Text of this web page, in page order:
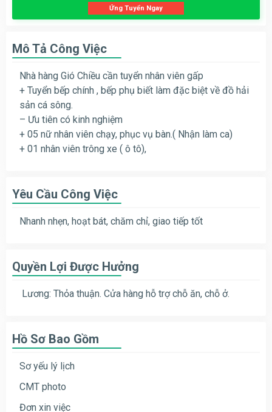
Ứng Tuyển Ngay
Mô Tả Công Việc
Nhà hàng Gió Chiều cần tuyển nhân viên gấp
+ Tuyển bếp chính , bếp phụ biết làm đặc biệt về đồ hải
sản cá sông.
– Ưu tiên có kinh nghiệm
+ 05 nữ nhân viên chạy, phục vụ bàn.( Nhận làm ca)
+ 01 nhân viên trông xe ( ô tô),
Yêu Cầu Công Việc
Nhanh nhẹn, hoạt bát, chăm chỉ, giao tiếp tốt
Quyền Lợi Được Hưởng
Lương: Thỏa thuận. Cửa hàng hỗ trợ chỗ ăn, chỗ ở.
Hồ Sơ Bao Gồm
Sơ yếu lý lịch
CMT photo
Đơn xin việc